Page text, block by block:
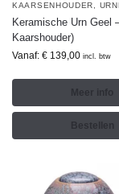
KAARSENHOUDER
Keramische Urn Geel
Kaarshouder)
Vanaf: € 139,00 incl. btw
Meer info
Bestellen